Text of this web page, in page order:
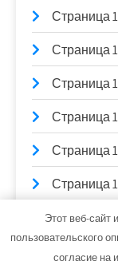
Страница
Страница
Страница
Страница
Страница
Страница
Страница
Этот веб-
пользовательского
согласие на